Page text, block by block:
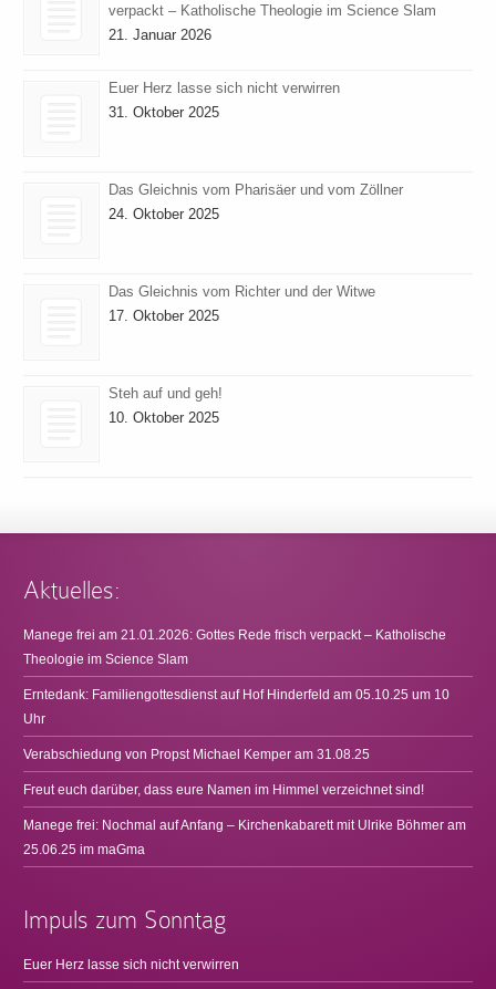
verpackt – Katholische Theologie im Science Slam
21. Januar 2026
Euer Herz lasse sich nicht verwirren
31. Oktober 2025
Das Gleichnis vom Pharisäer und vom Zöllner
24. Oktober 2025
Das Gleichnis vom Richter und der Witwe
17. Oktober 2025
Steh auf und geh!
10. Oktober 2025
Aktuelles:
Manege frei am 21.01.2026: Gottes Rede frisch verpackt – Katholische
Theologie im Science Slam
Erntedank: Familiengottesdienst auf Hof Hinderfeld am 05.10.25 um 10
Uhr
Verabschiedung von Propst Michael Kemper am 31.08.25
Freut euch darüber, dass eure Namen im Himmel verzeichnet sind!
Manege frei: Nochmal auf Anfang – Kirchenkabarett mit Ulrike Böhmer am
25.06.25 im maGma
Impuls zum Sonntag
Euer Herz lasse sich nicht verwirren